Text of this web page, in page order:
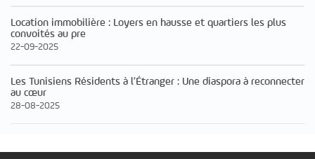
Location immobilière : Loyers en hausse et quartiers les plus
convoités au pre
22-09-2025
Les Tunisiens Résidents à l’Étranger : Une diaspora à reconnecter
au cœur
28-08-2025